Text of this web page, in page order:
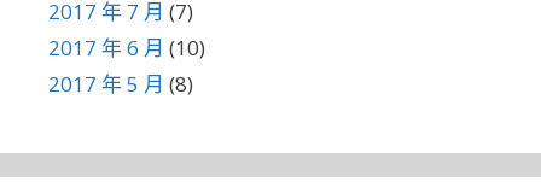
2017 年 7 月 (7)
2017 年 6 月 (10)
2017 年 5 月 (8)